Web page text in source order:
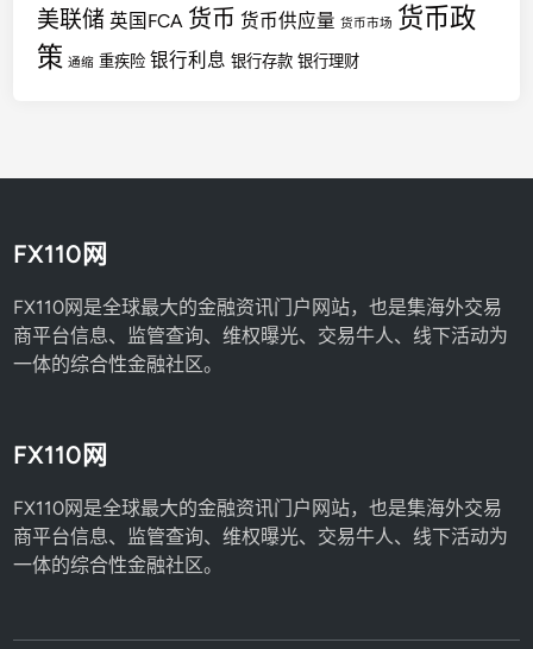
美联储 英国FCA 货币 货币供应量 货币市场 货币政
策 通缩 重疾险 银行利息 银行存款 银行理财
FX110网
FX110网是全球最大的金融资讯门户网站，也是集海外交易
商平台信息、监管查询、维权曝光、交易牛人、线下活动为
一体的综合性金融社区。
FX110网
FX110网是全球最大的金融资讯门户网站，也是集海外交易
商平台信息、监管查询、维权曝光、交易牛人、线下活动为
一体的综合性金融社区。